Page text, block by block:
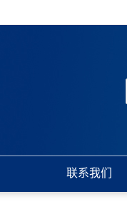
联系我们